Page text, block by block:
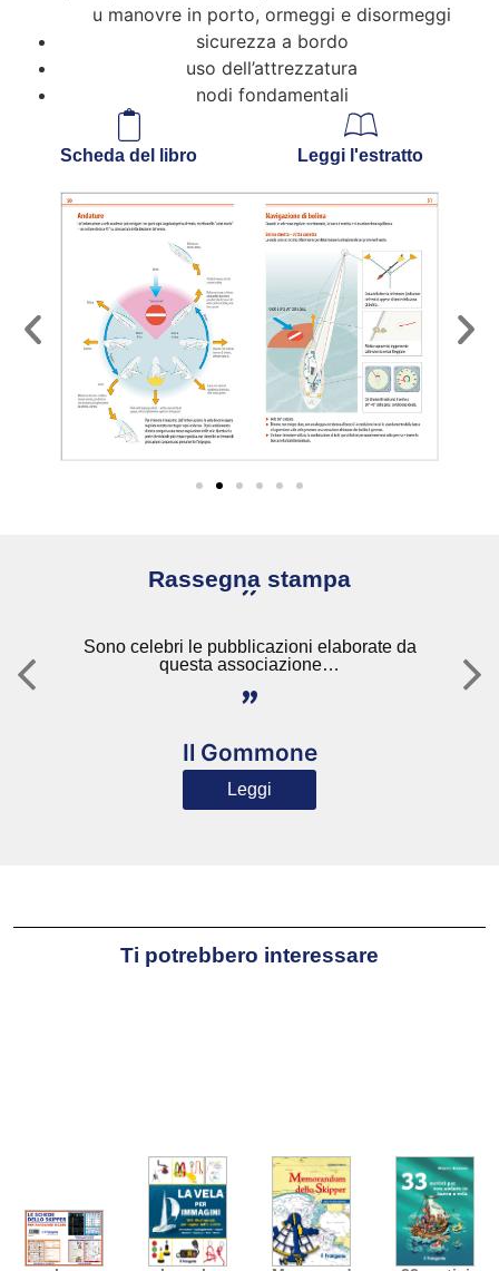
u manovre in porto, ormeggi e disormeggi
sicurezza a bordo
uso dell’attrezzatura
nodi fondamentali
Scheda del libro Leggi l'estratto
Rassegna stampa
"
Sono celebri le pubblicazioni elaborate da
questa associazione…
"
Il Gommone
Leggi
Ti potrebbero interessare